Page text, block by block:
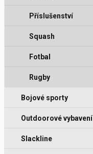
Příslušenství
Squash
Fotbal
Rugby
Bojové sporty
Outdoorové vybavení
Slackline